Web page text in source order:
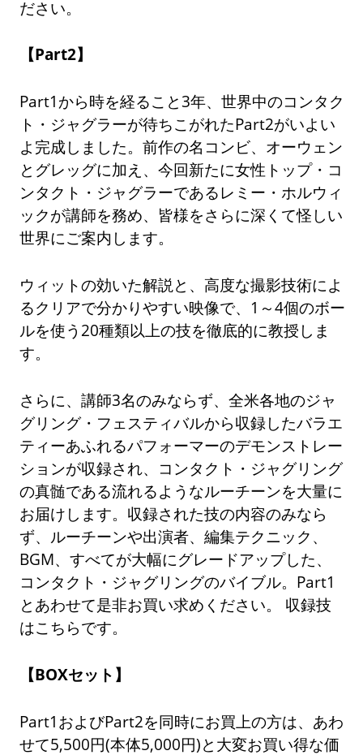
ださい。
【Part2】
Part1から時を経ること3年、世界中のコンタク
ト・ジャグラーが待ちこがれたPart2がいよい
よ完成しました。前作の名コンビ、オーウェン
とグレッグに加え、今回新たに女性トップ・コ
ンタクト・ジャグラーであるレミー・ホルウィ
ックが講師を務め、皆様をさらに深くて怪しい
世界にご案内します。
ウィットの効いた解説と、高度な撮影技術によ
るクリアで分かりやすい映像で、1～4個のボー
ルを使う20種類以上の技を徹底的に教授しま
す。
さらに、講師3名のみならず、全米各地のジャ
グリング・フェスティバルから収録したバラエ
ティーあふれるパフォーマーのデモンストレー
ションが収録され、コンタクト・ジャグリング
の真髄である流れるようなルーチーンを大量に
お届けします。収録された技の内容のみなら
ず、ルーチーンや出演者、編集テクニック、
BGM、すべてが大幅にグレードアップした、
コンタクト・ジャグリングのバイブル。Part1
とあわせて是非お買い求めください。 収録技
はこちらです。
【BOXセット】
Part1およびPart2を同時にお買上の方は、あわ
せて5,500円(本体5,000円)と大変お買い得な価